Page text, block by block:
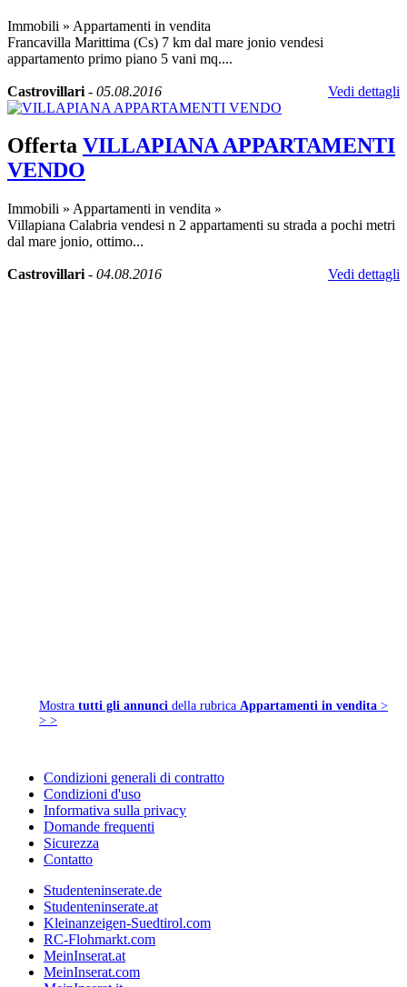
Immobili » Appartamenti in vendita
Francavilla Marittima (Cs) 7 km dal mare jonio vendesi
appartamento primo piano 5 vani mq....
Castrovillari - 05.08.2016 Vedi dettagli
Offerta VILLAPIANA APPARTAMENTI
VENDO
Immobili » Appartamenti in vendita »
Villapiana Calabria vendesi n 2 appartamenti su strada a pochi metri
dal mare jonio, ottimo...
Castrovillari - 04.08.2016 Vedi dettagli
Mostra tutti gli annunci della rubrica Appartamenti in vendita >
> >
Condizioni generali di contratto
Condizioni d'uso
Informativa sulla privacy
Domande frequenti
Sicurezza
Contatto
Studenteninserate.de
Studenteninserate.at
Kleinanzeigen-Suedtirol.com
RC-Flohmarkt.com
MeinInserat.at
MeinInserat.com